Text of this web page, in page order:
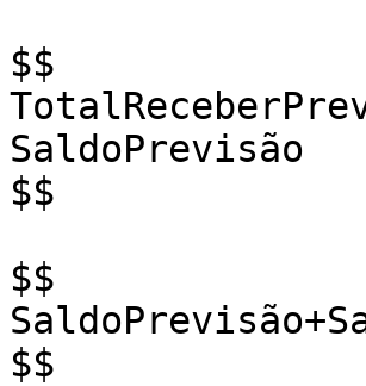
$$
SaldoPrevisão
$$
$$
$$